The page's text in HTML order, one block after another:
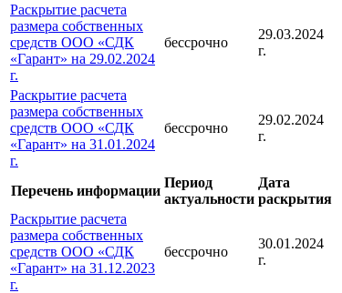
Раскрытие расчета
размера собственных
средств ООО «СДК
«Гарант» на 29.02.2024
г.
бессрочно
29.03.2024
г.
Раскрытие расчета
размера собственных
средств ООО «СДК
«Гарант» на 31.01.2024
г.
бессрочно
29.02.2024
г.
Перечень информации
Период
актуальности
Дата
раскрытия
Раскрытие расчета
размера собственных
средств ООО «СДК
«Гарант» на 31.12.2023
г.
бессрочно
30.01.2024
г.